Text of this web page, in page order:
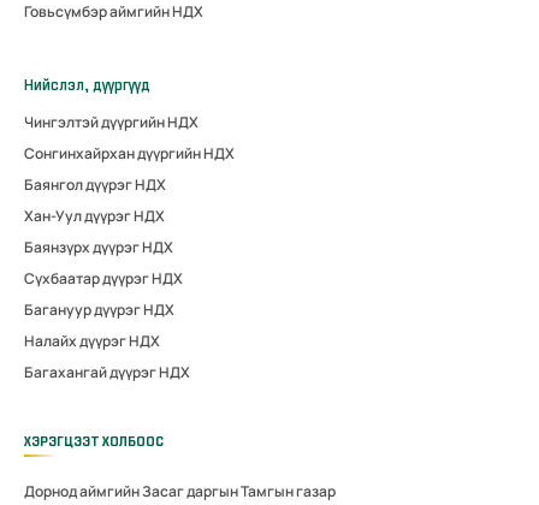
Говьсүмбэр аймгийн НДХ
Нийслэл, дүүргүүд
Чингэлтэй дүүргийн НДХ
Сонгинхайрхан дүүргийн НДХ
Баянгол дүүрэг НДХ
Хан-Уул дүүрэг НДХ
Баянзүрх дүүрэг НДХ
Сүхбаатар дүүрэг НДХ
Багануур дүүрэг НДХ
Налайх дүүрэг НДХ
Багахангай дүүрэг НДХ
ХЭРЭГЦЭЭТ ХОЛБООС
Дорнод аймгийн Засаг даргын Тамгын газар